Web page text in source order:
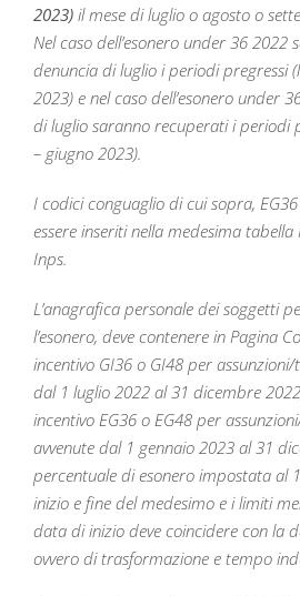
2023)il mese di luglio o agosto o
Nel caso dell’esonero under 36
denuncia di luglio i periodi pregressi
2023) e nel caso dell’esonero under
di luglio saranno recuperati i periodi
– giugno 2023).
I codici conguaglio di cui sopra,
essere inseriti nella medesima
Inps.
L’anagrafica personale dei soggetti
l’esonero, deve contenere in Pagina
incentivo GI36 o GI48 per
dal 1 luglio 2022 al 31 dicembre
incentivo EG36 o EG48 per
avvenute dal 1 gennaio 2023 al 31
percentuale di esonero impostata al
inizio e fine del medesimo e i limiti
data di inizio deve coincidere con la
ovvero di trasformazione e tempo